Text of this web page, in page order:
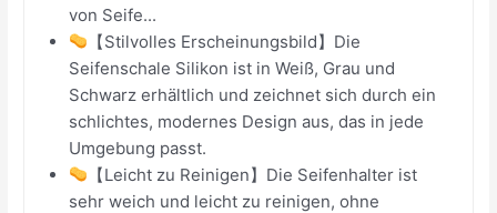
von Seife...
【Stilvolles Erscheinungsbild】Die
Seifenschale Silikon ist in Weiß, Grau und
Schwarz erhältlich und zeichnet sich durch ein
schlichtes, modernes Design aus, das in jede
Umgebung passt.
【Leicht zu Reinigen】Die Seifenhalter ist
sehr weich und leicht zu reinigen, ohne